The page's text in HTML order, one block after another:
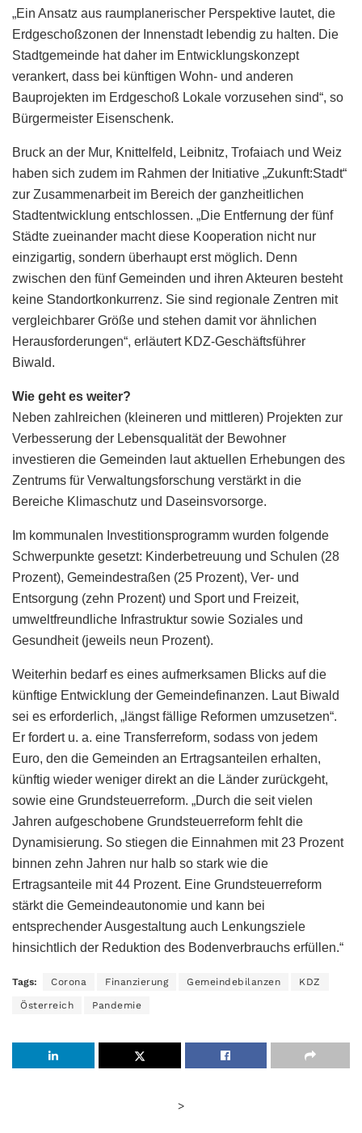
„Ein Ansatz aus raumplanerischer Perspektive lautet, die
Erdgeschoßzonen der Innenstadt lebendig zu halten. Die
Stadtgemeinde hat daher im Entwicklungskonzept
verankert, dass bei künftigen Wohn- und anderen
Bauprojekten im Erdgeschoß Lokale vorzusehen sind“, so
Bürgermeister Eisenschenk.
Bruck an der Mur, Knittelfeld, Leibnitz, Trofaiach und Weiz
haben sich zudem im Rahmen der Initiative „Zukunft:Stadt“
zur Zusammenarbeit im Bereich der ganzheitlichen
Stadtentwicklung entschlossen. „Die Entfernung der fünf
Städte zueinander macht diese Kooperation nicht nur
einzigartig, sondern überhaupt erst möglich. Denn
zwischen den fünf Gemeinden und ihren Akteuren besteht
keine Standortkonkurrenz. Sie sind regionale Zentren mit
vergleichbarer Größe und stehen damit vor ähnlichen
Herausforderungen“, erläutert KDZ-Geschäftsführer
Biwald.
Wie geht es weiter?
Neben zahlreichen (kleineren und mittleren) Projekten zur
Verbesserung der Lebensqualität der Bewohner
investieren die Gemeinden laut aktuellen Erhebungen des
Zentrums für Verwaltungsforschung verstärkt in die
Bereiche Klimaschutz und Daseinsvorsorge.
Im kommunalen Investitionsprogramm wurden folgende
Schwerpunkte gesetzt: Kinderbetreuung und Schulen (28
Prozent), Gemeindestraßen (25 Prozent), Ver- und
Entsorgung (zehn Prozent) und Sport und Freizeit,
umweltfreundliche Infrastruktur sowie Soziales und
Gesundheit (jeweils neun Prozent).
Weiterhin bedarf es eines aufmerksamen Blicks auf die
künftige Entwicklung der Gemeindefinanzen. Laut Biwald
sei es erforderlich, „längst fällige Reformen umzusetzen“.
Er fordert u. a. eine Transferreform, sodass von jedem
Euro, den die Gemeinden an Ertragsanteilen erhalten,
künftig wieder weniger direkt an die Länder zurückgeht,
sowie eine Grundsteuerreform. „Durch die seit vielen
Jahren aufgeschobene Grundsteuerreform fehlt die
Dynamisierung. So stiegen die Einnahmen mit 23 Prozent
binnen zehn Jahren nur halb so stark wie die
Ertragsanteile mit 44 Prozent. Eine Grundsteuerreform
stärkt die Gemeindeautonomie und kann bei
entsprechender Ausgestaltung auch Lenkungsziele
hinsichtlich der Reduktion des Bodenverbrauchs erfüllen.“
Tags: Corona Finanzierung Gemeindebilanzen KDZ
Österreich Pandemie
>